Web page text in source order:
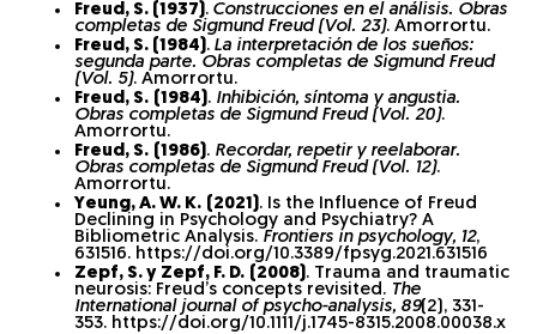
Freud, S. (1937). Construcciones en el análisis. Obras
completas de Sigmund Freud (Vol. 23). Amorrortu.
Freud, S. (1984). La interpretación de los sueños:
segunda parte. Obras completas de Sigmund Freud
(Vol. 5). Amorrortu.
Freud, S. (1984). Inhibición, síntoma y angustia.
Obras completas de Sigmund Freud (Vol. 20).
Amorrortu.
Freud, S. (1986). Recordar, repetir y reelaborar.
Obras completas de Sigmund Freud (Vol. 12).
Amorrortu.
Yeung, A. W. K. (2021). Is the Influence of Freud
Declining in Psychology and Psychiatry? A
Bibliometric Analysis. Frontiers in psychology, 12,
631516. https://doi.org/10.3389/fpsyg.2021.631516
Zepf, S. y Zepf, F. D. (2008). Trauma and traumatic
neurosis: Freud’s concepts revisited. The
International journal of psycho-analysis, 89(2), 331-
353. https://doi.org/10.1111/j.1745-8315.2008.00038.x